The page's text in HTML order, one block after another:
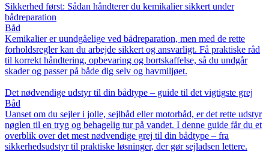
Sikkerhed først: Sådan håndterer du kemikalier sikkert under
bådreparation
Båd
Kemikalier er uundgåelige ved bådreparation, men med de rette
forholdsregler kan du arbejde sikkert og ansvarligt. Få praktiske råd
til korrekt håndtering, opbevaring og bortskaffelse, så du undgår
skader og passer på både dig selv og havmiljøet.
Det nødvendige udstyr til din bådtype – guide til det vigtigste grej
Båd
Uanset om du sejler i jolle, sejlbåd eller motorbåd, er det rette udstyr
nøglen til en tryg og behagelig tur på vandet. I denne guide får du et
overblik over det mest nødvendige grej til din bådtype – fra
sikkerhedsudstyr til praktiske løsninger, der gør sejladsen lettere.